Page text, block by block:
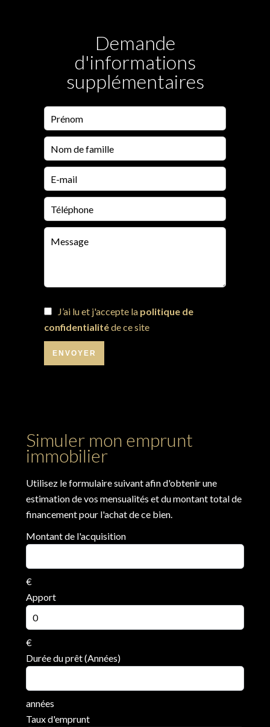
Demande
d'informations
supplémentaires
J’ai lu et j'accepte la politique de
confidentialitéde ce site
ENVOYER
Simuler mon emprunt
immobilier
Utilisez le formulaire suivant afin d'obtenir une
estimation de vos mensualités et du montant total de
financement pour l'achat de ce bien.
Montant de l'acquisition
€
Apport
€
Durée du prêt (Années)
années
Taux d'emprunt